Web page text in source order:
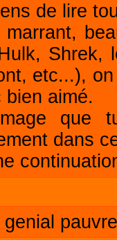
de lire
marrant,
Shrek,
etc...),
bien aimé.
que
dans
genial